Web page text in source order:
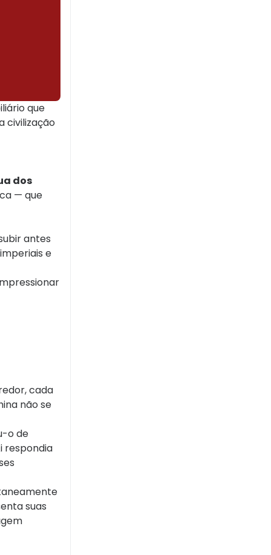
que
civilização
dos
— que
antes
e
cada
não se
o de
respondia
suas